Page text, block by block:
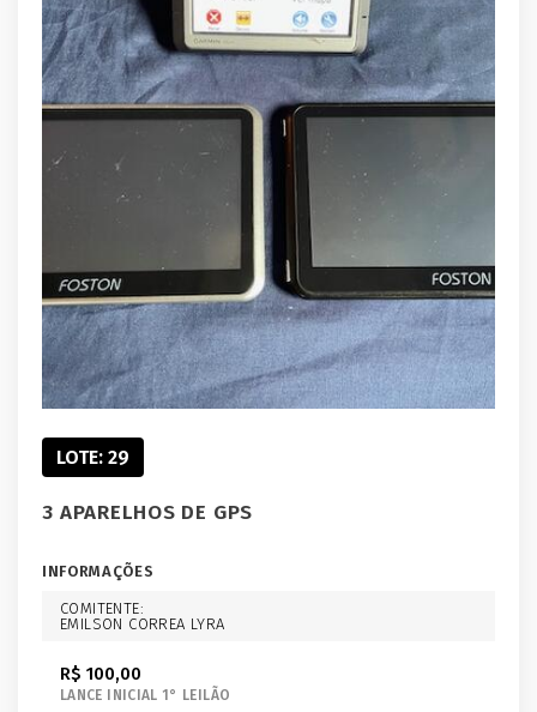
LOTE: 29
3 APARELHOS DE GPS
INFORMAÇÕES
COMITENTE:
EMILSON CORREA LYRA
R$ 100,00
LANCE INICIAL 1° LEILÃO